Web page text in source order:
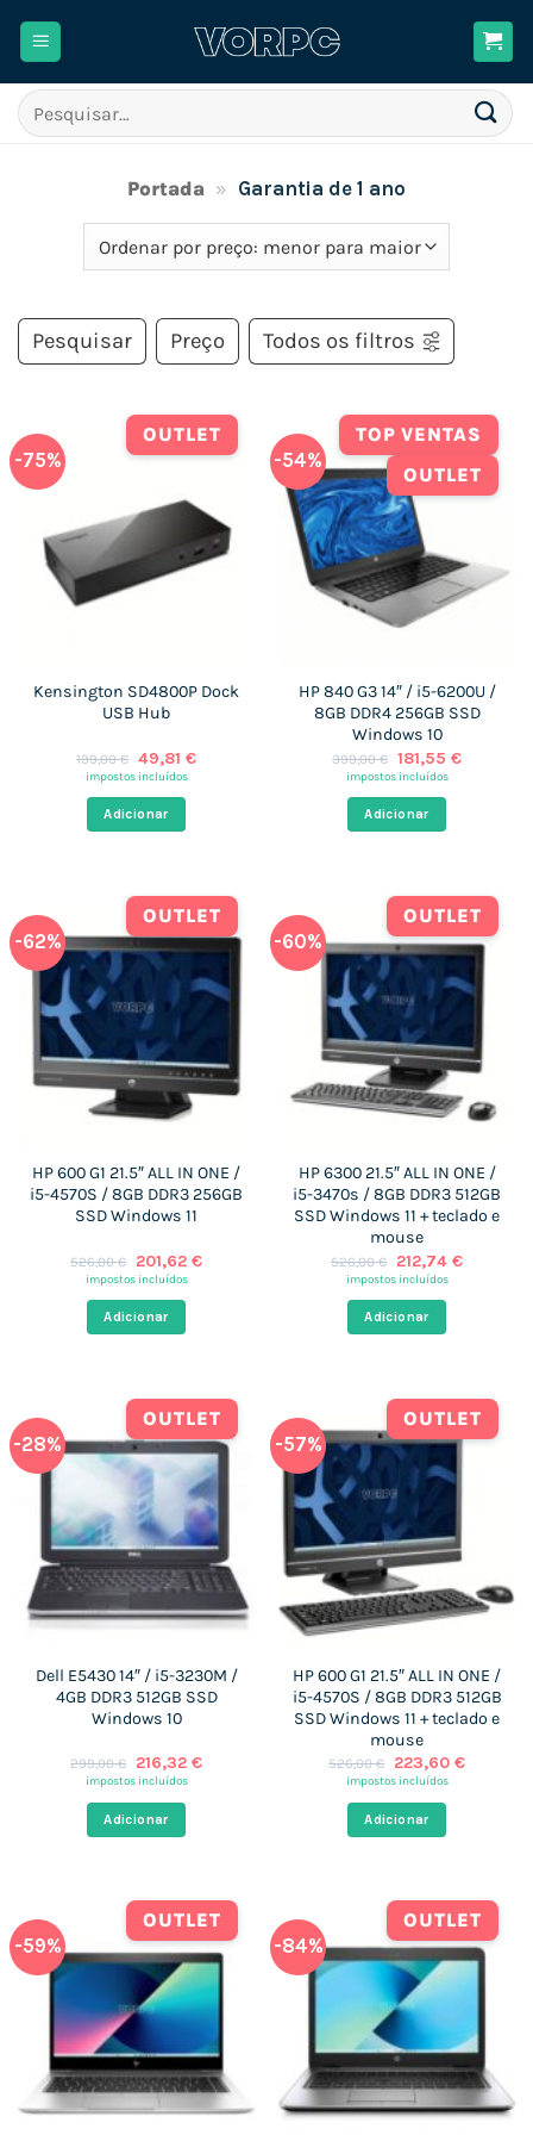
Pesquisar
por:
Portada » Garantia de 1 ano
Pesquisar Preço Todos os filtros
-75%
OUTLET
Kensington SD4800P Dock
USB Hub
199,00€ O
preço
era:
199,00 €.
49,81 €O
impostos incluídos
Adicionar
-54%
TOP VENTAS
OUTLET
HP 840 G3 14″ / i5-6200U /
8GB DDR4 256GB SSD
Windows 10
399,00€ O
preço
era:
399,00 €.
181,55 €O
impostos incluídos
Adicionar
-62%
OUTLET
HP 600 G1 21.5″ ALL IN ONE /
i5-4570S / 8GB DDR3 256GB
SSD Windows 11
526,00€
O
preço
era:
526,00 €.
201,62 €O
impostos incluídos
Adicionar
-60%
OUTLET
HP 6300 21.5″ ALL IN ONE /
i5-3470s / 8GB DDR3 512GB
SSD Windows 11 + teclado e
mouse
526,00€
O
preço
era:
526,00 €.
212,74 €O
impostos incluídos
Adicionar
-28%
OUTLET
Dell E5430 14″ / i5-3230M /
4GB DDR3 512GB SSD
Windows 10
299,00€
O
preço
era:
299,00 €.
216,32 €O
impostos incluídos
Adicionar
-57%
OUTLET
HP 600 G1 21.5″ ALL IN ONE /
i5-4570S / 8GB DDR3 512GB
SSD Windows 11 + teclado e
mouse
526,00€
O
preço
era:
526,00 €.
223,60 €O
impostos incluídos
Adicionar
-59%
OUTLET
-84%
OUTLET